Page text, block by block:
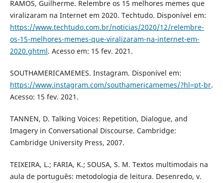
RAMOS, Guilherme. Relembre os 15 melhores memes que
viralizaram na Internet em 2020. Techtudo. Disponível em:
https://www.techtudo.com.br/noticias/2020/12/relembre-
os-15-melhores-memes-que-viralizaram-na-internet-em-
2020.ghtml. Acesso em: 15 fev. 2021.
SOUTHAMERICAMEMES. Instagram. Disponível em:
https://www.instagram.com/southamericamemes/?hl=pt-br.
Acesso: 15 fev. 2021.
TANNEN, D. Talking Voices: Repetition, Dialogue, and
Imagery in Conversational Discourse. Cambridge:
Cambridge University Press, 2007.
TEIXEIRA, L.; FARIA, K.; SOUSA, S. M. Textos multimodais na
aula de português: metodologia de leitura. Desenredo, v.